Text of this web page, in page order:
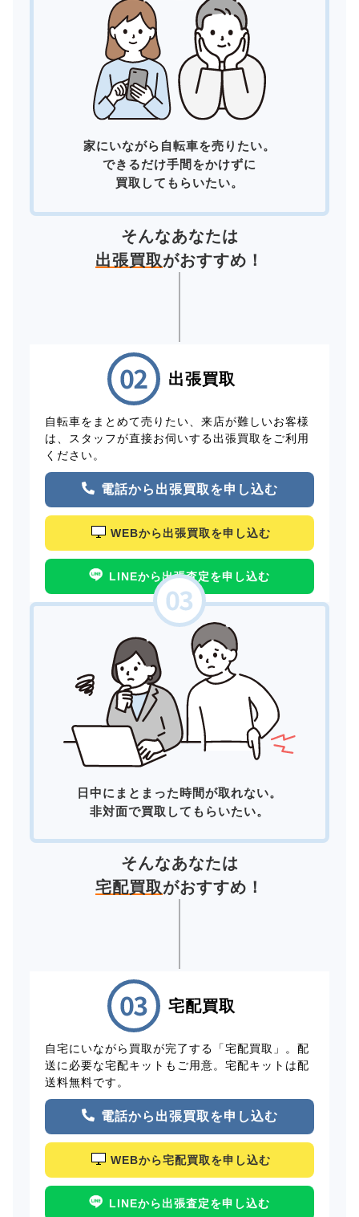
家にいながら自転車を売りたい。
できるだけ手間をかけずに
買取してもらいたい。
そんなあなたは
出張買取がおすすめ！
出張買取
自転車をまとめて売りたい、来店が難しいお客様
は、スタッフが直接お伺いする出張買取をご利用
ください。
電話から出張買取を申し込む
WEBから出張買取を申し込む
LINEから出張査定を申し込む
日中にまとまった時間が取れない。
非対面で買取してもらいたい。
そんなあなたは
宅配買取がおすすめ！
宅配買取
自宅にいながら買取が完了する「宅配買取」。配
送に必要な宅配キットもご用意。宅配キットは配
送料無料です。
電話から出張買取を申し込む
WEBから宅配買取を申し込む
LINEから出張査定を申し込む